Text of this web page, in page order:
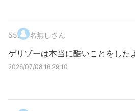
55. 名無しさん
ゲリゾーは本当に酷いことをした
2026/07/08 16:29:10